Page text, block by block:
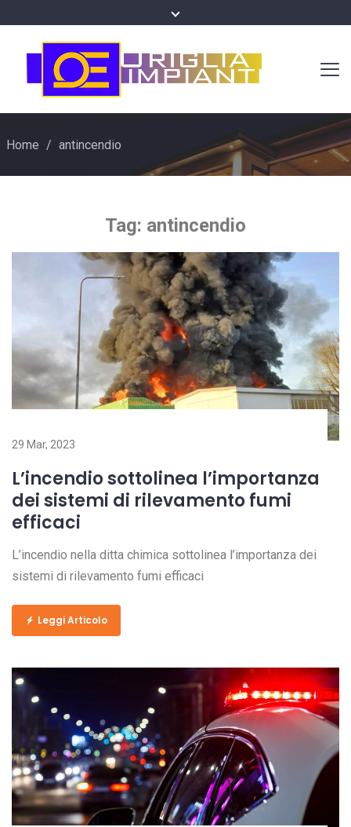
Home / antincendio
Tag: antincendio
29 Mar, 2023
L’incendio sottolinea l’importanza
dei sistemi di rilevamento fumi
efficaci
L’incendio nella ditta chimica sottolinea l’importanza dei
sistemi di rilevamento fumi efficaci
Leggi Articolo